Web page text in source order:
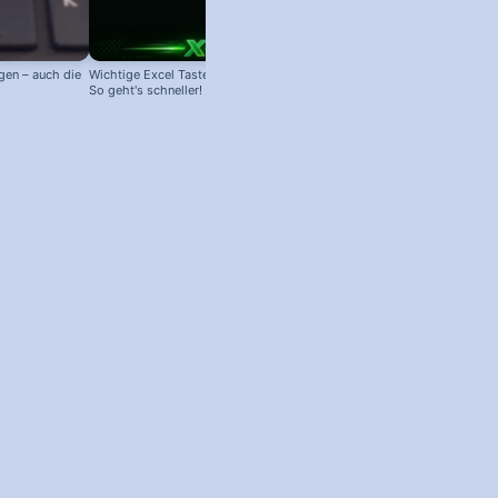
– auch die Wichtige Excel Tastenkombinationen:
So geht's schneller!